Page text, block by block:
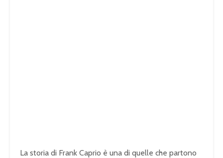
La storia di Frank Caprio è una di quelle che partono